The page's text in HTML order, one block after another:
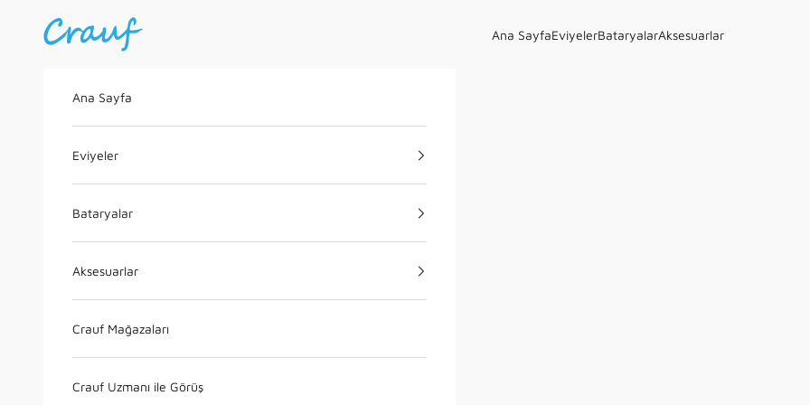
Crauf
Ana SayfaEviyelerBataryalarAksesuarlar
Ana Sayfa
Eviyeler
Bataryalar
Aksesuarlar
Crauf Mağazaları
Crauf Uzmanı ile Görüş